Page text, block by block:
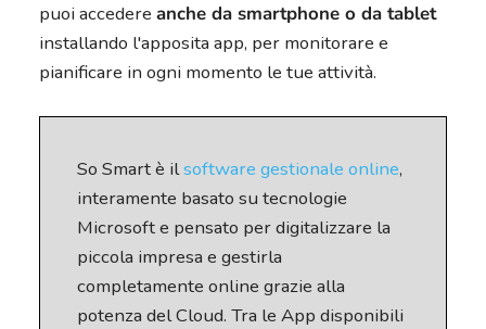
puoi accedere anche da smartphone o da tablet
installando l'apposita app, per monitorare e
pianificare in ogni momento le tue attività.
So Smart è ilsoftware gestionale online,
interamente basato su tecnologie
Microsoft e pensato per digitalizzare la
piccola impresa e gestirla
completamente online grazie alla
potenza del Cloud. Tra le App disponibili